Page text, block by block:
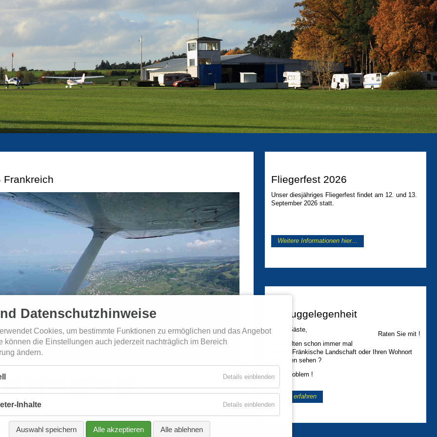
Frankreich Fliegerfest 2026
Unser diesjähriges Fliegerfest findet am 12. und 13.
September 2026 statt.
Weitere Informationen hier...
Mitfluggelegenheit
Raten Sie mit !
Liebe Gäste,
Sie wollten schon immer mal
unsere Fränkische Landschaft oder Ihren Wohnort
von oben sehen ?
Kein Problem !
Mehr erfahren
Datenschutzhinweise
Cookies, um bestimmte Funktionen zu ermöglichen und das Angebot
können die Einstellungen auch jederzeit nachträglich im Bereich
ändern.
Details einblenden
Inhalte Details einblenden
Auswahl speichern Alle akzeptieren Alle ablehnen